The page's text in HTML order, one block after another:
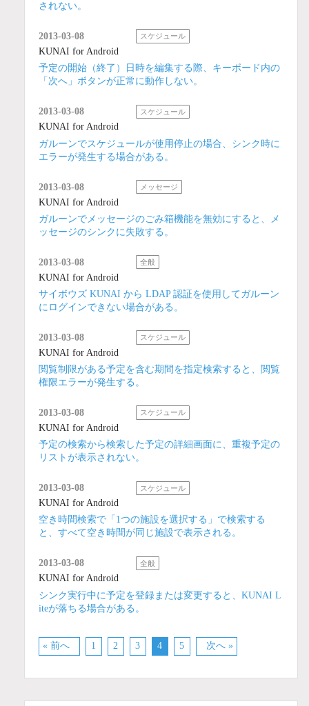
されない。
2013-03-08 スケジュール
KUNAI for Android
予定の開始（終了）日時を編集する際、キーボード内の
「次へ」ボタンが正常に動作しない。
2013-03-08 スケジュール
KUNAI for Android
ガルーンでスケジュールが使用停止の場合、シンク時に
エラーが発生する場合がある。
2013-03-08 メッセージ
KUNAI for Android
ガルーンでメッセージのごみ箱機能を無効にすると、メ
ッセージのシンクに失敗する。
2013-03-08 全般
KUNAI for Android
サイボウズ KUNAI から LDAP 認証を使用してガルーン
にログインできない場合がある。
2013-03-08 スケジュール
KUNAI for Android
閲覧制限がある予定を含む期間を指定検索すると、閲覧
権限エラーが発生する。
2013-03-08 スケジュール
KUNAI for Android
予定の検索から検索した予定の詳細画面に、重複予定の
リストが表示されない。
2013-03-08 スケジュール
KUNAI for Android
空き時間検索で「1つの施設を選択する」で検索する
と、すべて空き時間が同じ施設で表示される。
2013-03-08 全般
KUNAI for Android
シンク実行中に予定を登録または変更すると、KUNAI L
iteが落ちる場合がある。
« 前へ 1 2 3 4 5 次へ »